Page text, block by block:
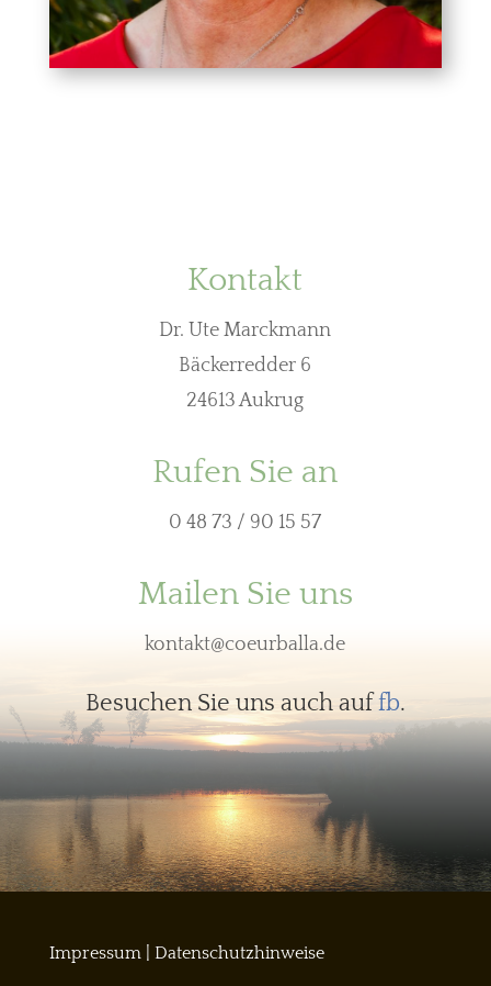
Kontakt
Dr. Ute Marckmann
Bäckerredder 6
24613 Aukrug
Rufen Sie an
0 48 73 / 90 15 57
Mailen Sie uns
kontakt@coeurballa.de
Besuchen Sie uns auch auffb.
Impressum| Datenschutzhinweise